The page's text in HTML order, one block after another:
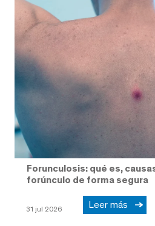
Forunculosis: qué es,
forúnculo de forma segura
31 jul 2026 Leer más